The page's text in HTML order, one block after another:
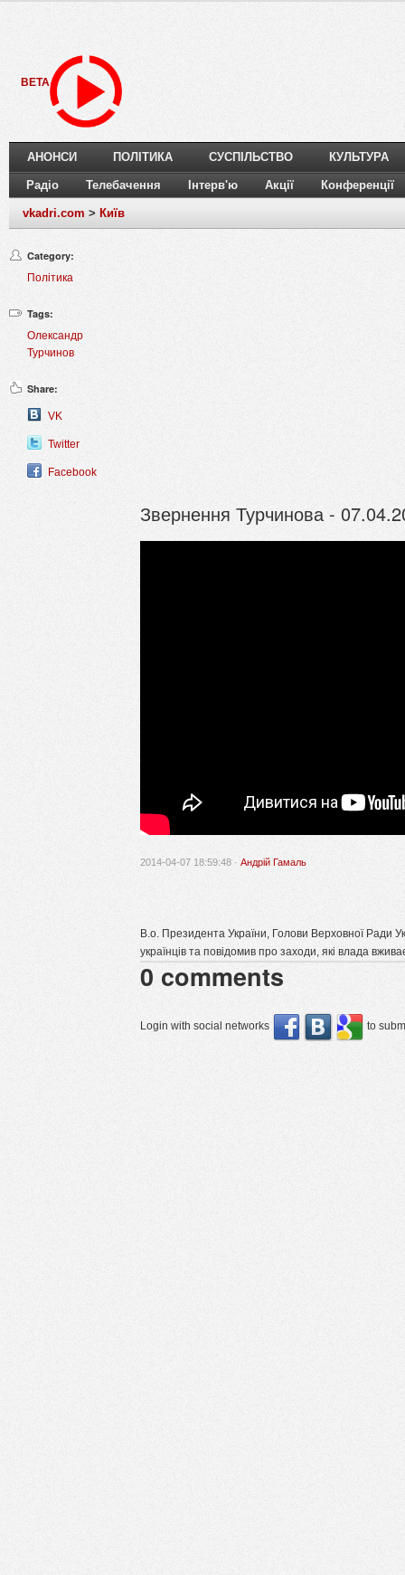
BETA
АНОНСИ ПОЛІТИКА СУСПІЛЬСТВО КУЛЬТУРА
Радіо Телебачення Інтерв'ю Акції Конференції
vkadri.com > Київ
Category:
Політика
Tags:
Олександр
Турчинов
Share:
VK
Twitter
Facebook
Звернення Турчинова -
2014-04-07 18:59:48 · Андрій Гамаль
В.о. Президента України, Голови Верховної Ради
українців та повідомив про заходи, які влада
0 comments
Login with social networks to